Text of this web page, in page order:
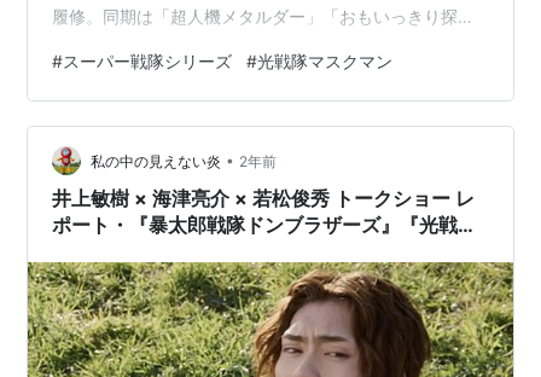
ピンクマスク：蜂須賀祐一
グレートファイブ：日下秀昭
主題歌
OP：光戦隊マスクマン
ED：愛のソルジャー
歌：影山ヒロノブ
作詞：売野雅勇
作曲：井上大輔
編曲：藤田大土
履修。同期は「超人機メタルダー」「おもいっきり探偵
の銀河だのから結構なギャップのある東洋思想。心の内
側の宇宙みたいな所でしょうか。ＯＰで長官が座禅を組
んだまま空中浮遊とかしてるように、まあそういう東洋
の神秘みたいな奴。私の世代だと某新興宗教団体とかを
思いだしてしまいますし、後のシリーズの超能力モチー
フだった「オーレン…
#スーパー戦隊シリーズ #光戦隊マスクマン
私の中の見えない炎 • 2年前
井上敏樹 × 海津亮介 × 若松俊秀 トークショー レ
ポート・『暴太郎戦隊ドンブラザーズ』『光戦隊